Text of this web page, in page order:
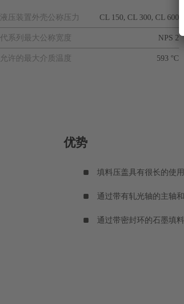
液压装置外壳公称压力 CL 150, CL 300, CL 600
代系列最大公称宽度 NPS 2
允许的最大介质温度 593 °C
优势
填料压盖具有很长的使
通过带有轧光轴的主轴
通过带密封环的石墨填